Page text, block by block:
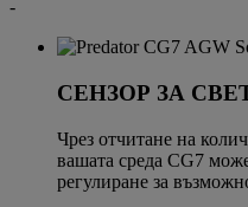
СЕНЗОР ЗА
Чрез отчитане на
вашата среда CG7
регулиране за